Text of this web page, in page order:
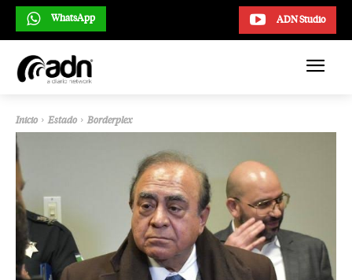
ADN Studio
WhatsApp
Inicio Estado Borderplex